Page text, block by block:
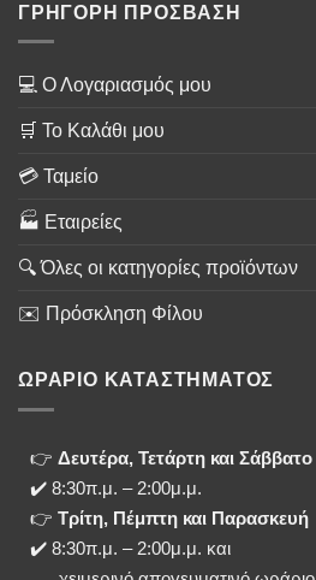
ΓΡΗΓΟΡΗ ΠΡΟΣΒΑΣΗ
💻 Ο Λογαριασμός μου
🛒 Το Καλάθι μου
💳 Ταμείο
🏭 Εταιρείες
🔍 Όλες οι κατηγορίες προϊόντων
✉️ Πρόσκληση Φίλου
ΩΡΑΡΙΟ ΚΑΤΑΣΤΗΜΑΤΟΣ
👉 Δευτέρα, Τετάρτη και Σάββατο
✔️ 8:30π.μ. – 2:00μ.μ.
👉 Τρίτη, Πέμπτη και Παρασκευή
✔️ 8:30π.μ. – 2:00μ.μ. και